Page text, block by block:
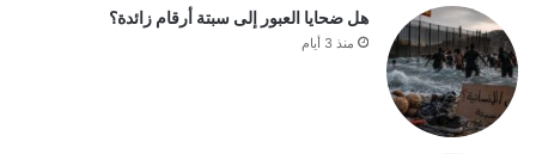
هل ضحايا العبور إلى سبتة أرقام زائدة؟
منذ 3 أيام